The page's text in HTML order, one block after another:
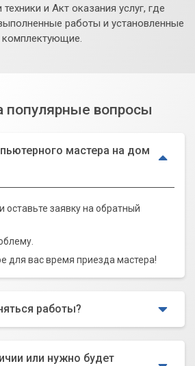
и Акт оказания услуг, где
работы и установленные
комплектующие.
популярные вопросы
мастера на дом
оставьте заявку на обратный
для вас время приезда мастера!
работы?
или нужно будет